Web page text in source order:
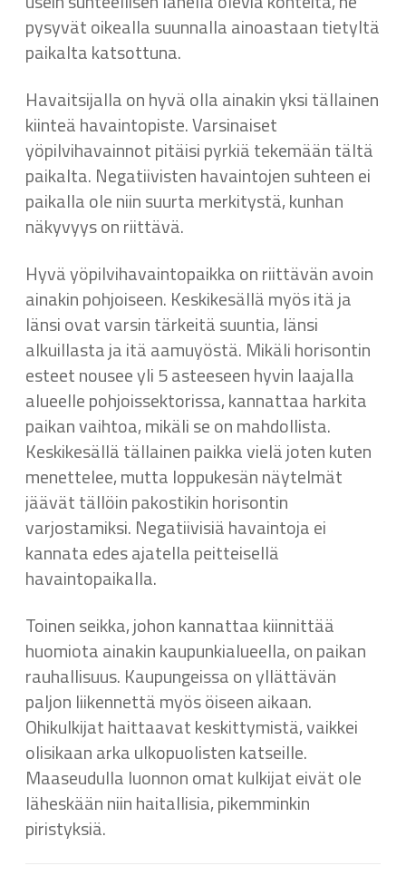
pysyvät oikealla suunnalla ainoastaan tietyltä
paikalta katsottuna.
Havaitsijalla on hyvä olla ainakin yksi tällainen
kiinteä havaintopiste. Varsinaiset
yöpilvihavainnot pitäisi pyrkiä tekemään tältä
paikalta. Negatiivisten havaintojen suhteen ei
paikalla ole niin suurta merkitystä, kunhan
näkyvyys on riittävä.
Hyvä yöpilvihavaintopaikka on riittävän avoin
ainakin pohjoiseen. Keskikesällä myös itä ja
länsi ovat varsin tärkeitä suuntia, länsi
alkuillasta ja itä aamuyöstä. Mikäli horisontin
esteet nousee yli 5 asteeseen hyvin laajalla
alueelle pohjoissektorissa, kannattaa harkita
paikan vaihtoa, mikäli se on mahdollista.
Keskikesällä tällainen paikka vielä joten kuten
menettelee, mutta loppukesän näytelmät
jäävät tällöin pakostikin horisontin
varjostamiksi. Negatiivisiä havaintoja ei
kannata edes ajatella peitteisellä
havaintopaikalla.
Toinen seikka, johon kannattaa kiinnittää
huomiota ainakin kaupunkialueella, on paikan
rauhallisuus. Kaupungeissa on yllättävän
paljon liikennettä myös öiseen aikaan.
Ohikulkijat haittaavat keskittymistä, vaikkei
olisikaan arka ulkopuolisten katseille.
Maaseudulla luonnon omat kulkijat eivät ole
läheskään niin haitallisia, pikemminkin
piristyksiä.